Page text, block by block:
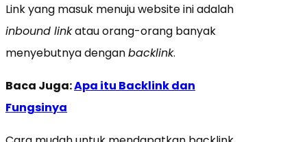
Link yang masuk menuju website ini adalah
inbound linkatau orang-orang banyak
menyebutnya denganbacklink.
Baca Juga:Apa itu Backlink dan
Fungsinya